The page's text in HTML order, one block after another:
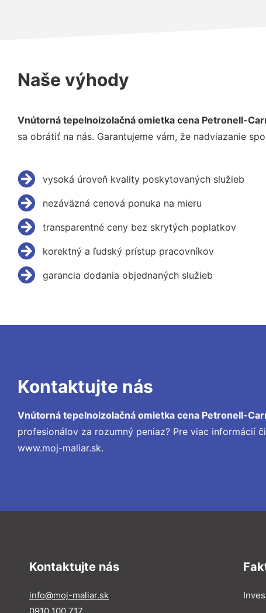
Naše výhody
Vnútorná tepelnoizolačná omietka cena Petronell-
sa obrátiť na nás. Garantujeme vám, že nadviazanie
vysoká úroveň kvality poskytovaných služieb
nezáväzná cenová ponuka na mieru
transparentné ceny bez skrytých poplatkov
korektný a ľudský prístup pracovníkov
garancia dodania objednaných služieb
Kontaktujte nás
Vnútorná tepelnoizolačná omietka cena Petronell-
profesionálov za rozumný peniaz? Pre viac informácií
www.moj-maliar.sk.
Kontaktujte nás
info@moj-maliar.sk
0910 100 717